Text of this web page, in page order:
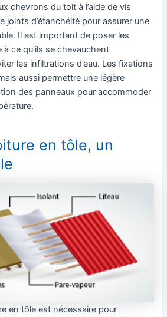
chevrons du toit à l’aide de vis
joints d’étanchéité pour assurer une
Il est important de poser les
ce qu’ils se chevauchent
les infiltrations d’eau. Les fixations
aussi permettre une légère
des panneaux pour accommoder
en tôle, un
en tôle est nécessaire pour